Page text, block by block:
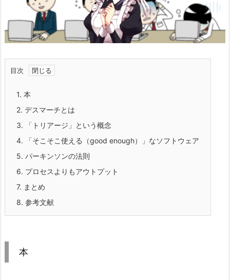
目次
1. 本
2. デスマーチとは
3. 「トリアージ」という概念
4. 「そこそこ使える（good enough）」なソフトウェア
5. パーキンソンの法則
6. プロセスよりもアウトプット
7. まとめ
8. 参考文献
本